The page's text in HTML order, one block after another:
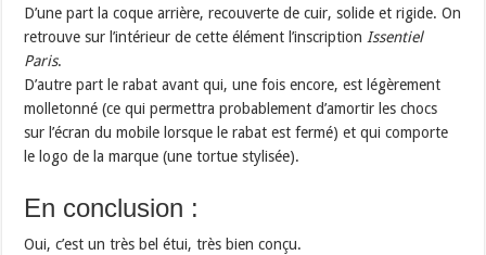
D’une part la coque arrière, recouverte de cuir, solide et rigide. On
retrouve sur l’intérieur de cette élément l’inscriptionIssentiel
Paris.
D’autre part le rabat avant qui, une fois encore, est légèrement
molletonné (ce qui permettra probablement d’amortir les chocs
sur l’écran du mobile lorsque le rabat est fermé) et qui comporte
le logo de la marque (une tortue stylisée).
En conclusion :
Oui, c’est un très bel étui, très bien conçu.